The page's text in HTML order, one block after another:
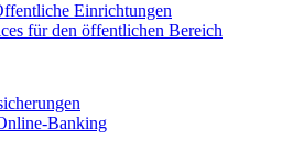
Einrichtungen
für den öffentlichen Bereich
Banking